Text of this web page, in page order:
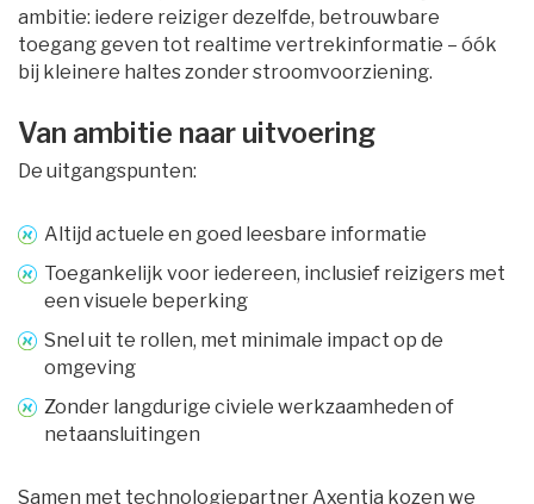
ambitie: iedere reiziger dezelfde, betrouwbare
toegang geven tot realtime vertrekinformatie – óók
bij kleinere haltes zonder stroomvoorziening.
Van ambitie naar uitvoering
De uitgangspunten:
Altijd actuele en goed leesbare informatie
Toegankelijk voor iedereen, inclusief reizigers met
een visuele beperking
Snel uit te rollen, met minimale impact op de
omgeving
Zonder langdurige civiele werkzaamheden of
netaansluitingen
Samen met technologiepartner Axentia kozen we